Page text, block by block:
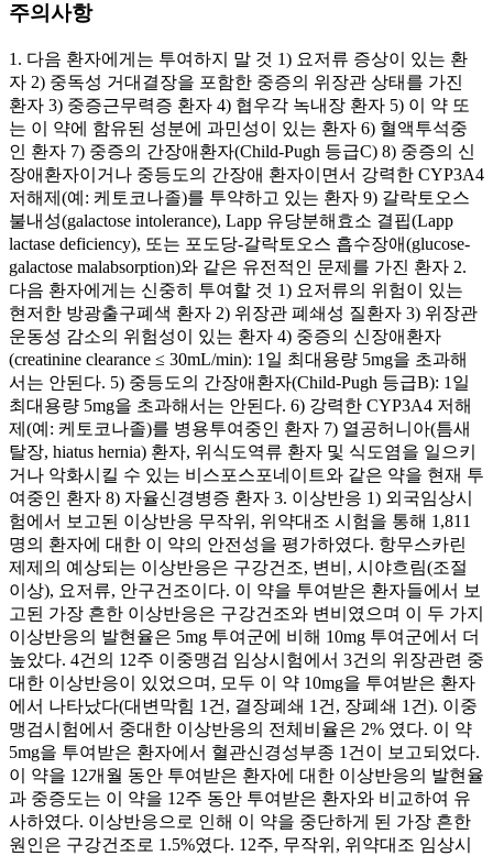
주의사항
1. 다음 환자에게는 투여하지 말 것 1) 요저류 증상이 있는 환
자 2) 중독성 거대결장을 포함한 중증의 위장관 상태를 가진
환자 3) 중증근무력증 환자 4) 협우각 녹내장 환자 5) 이 약 또
는 이 약에 함유된 성분에 과민성이 있는 환자 6) 혈액투석중
인 환자 7) 중증의 간장애환자(Child-Pugh 등급C) 8) 중증의 신
장애환자이거나 중등도의 간장애 환자이면서 강력한 CYP3A4
저해제(예: 케토코나졸)를 투약하고 있는 환자 9) 갈락토오스
불내성(galactose intolerance), Lapp 유당분해효소 결핍(Lapp
lactase deficiency), 또는 포도당-갈락토오스 흡수장애(glucose-
galactose malabsorption)와 같은 유전적인 문제를 가진 환자 2.
다음 환자에게는 신중히 투여할 것 1) 요저류의 위험이 있는
현저한 방광출구폐색 환자 2) 위장관 폐쇄성 질환자 3) 위장관
운동성 감소의 위험성이 있는 환자 4) 중증의 신장애환자
(creatinine clearance ≤ 30mL/min): 1일 최대용량 5mg을 초과해
서는 안된다. 5) 중등도의 간장애환자(Child-Pugh 등급B): 1일
최대용량 5mg을 초과해서는 안된다. 6) 강력한 CYP3A4 저해
제(예: 케토코나졸)를 병용투여중인 환자 7) 열공허니아(틈새
탈장, hiatus hernia) 환자, 위식도역류 환자 및 식도염을 일으키
거나 악화시킬 수 있는 비스포스포네이트와 같은 약을 현재 투
여중인 환자 8) 자율신경병증 환자 3. 이상반응 1) 외국임상시
험에서 보고된 이상반응 무작위, 위약대조 시험을 통해 1,811
명의 환자에 대한 이 약의 안전성을 평가하였다. 항무스카린
제제의 예상되는 이상반응은 구강건조, 변비, 시야흐림(조절
이상), 요저류, 안구건조이다. 이 약을 투여받은 환자들에서 보
고된 가장 흔한 이상반응은 구강건조와 변비였으며 이 두 가지
이상반응의 발현율은 5mg 투여군에 비해 10mg 투여군에서 더
높았다. 4건의 12주 이중맹검 임상시험에서 3건의 위장관련 중
대한 이상반응이 있었으며, 모두 이 약 10mg을 투여받은 환자
에서 나타났다(대변막힘 1건, 결장폐쇄 1건, 장폐쇄 1건). 이중
맹검시험에서 중대한 이상반응의 전체비율은 2% 였다. 이 약
5mg을 투여받은 환자에서 혈관신경성부종 1건이 보고되었다.
이 약을 12개월 동안 투여받은 환자에 대한 이상반응의 발현율
과 중증도는 이 약을 12주 동안 투여받은 환자와 비교하여 유
사하였다. 이상반응으로 인해 이 약을 중단하게 된 가장 흔한
원인은 구강건조로 1.5%였다. 12주, 무작위, 위약대조 임상시